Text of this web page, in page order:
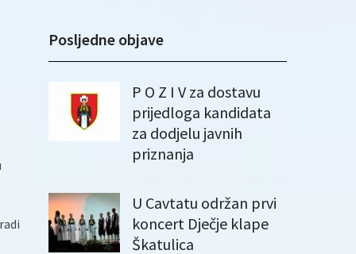
Posljedne objave
P O Z I V za dostavu
prijedloga kandidata
za dodjelu javnih
priznanja
U Cavtatu održan prvi
koncert Dječje klape
Škatulica